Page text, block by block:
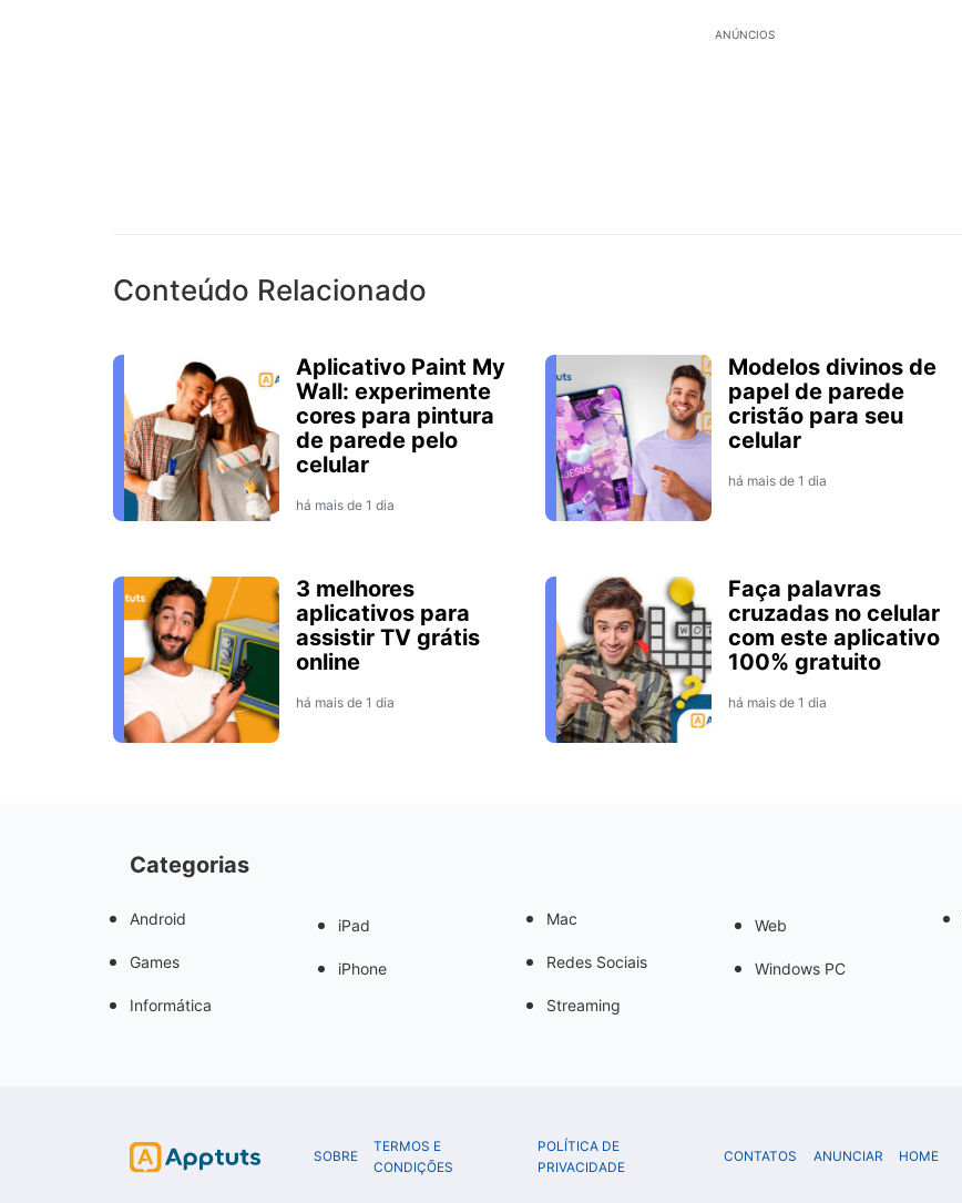
ANÚNCIOS
Conteúdo Relacionado
Aplicativo Paint My
Wall: experimente
cores para pintura
de parede pelo
celular
há mais de 1 dia
Modelos divinos de
papel de parede
cristão para seu
celular
há mais de 1 dia
3 melhores
aplicativos para
assistir TV grátis
online
há mais de 1 dia
Faça palavras
cruzadas no celular
com este aplicativo
100% gratuito
há mais de 1 dia
Categorias
Android
Games
Informática
iPad
iPhone
Mac
Redes Sociais
Streaming
Web
Windows PC
SOBRE
TERMOS E
CONDIÇÕES
POLÍTICA DE
PRIVACIDADE
CONTATOS ANUNCIAR HOME